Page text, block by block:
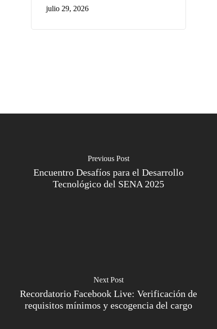
julio 29, 2026
Previous Post
Encuentro Desafíos para el Desarrollo
Tecnológico del SENA 2025
Next Post
Recordatorio Facebook Live: Verificación de
requisitos mínimos y escogencia del cargo